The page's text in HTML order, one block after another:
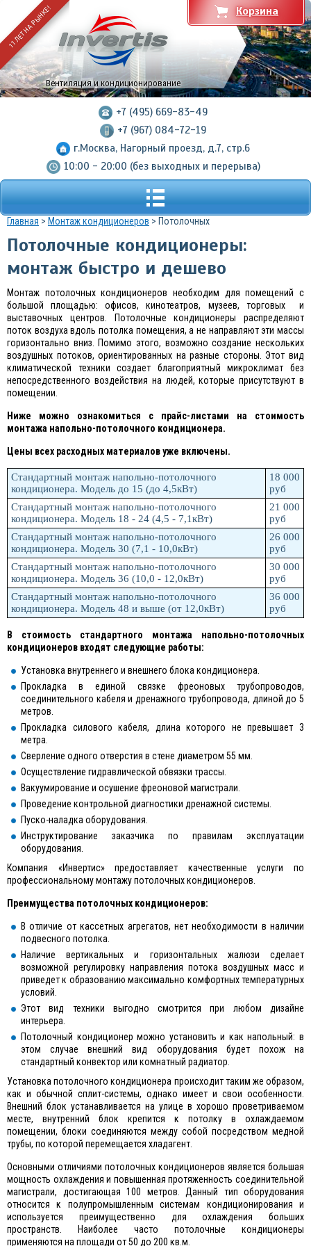
11 ЛЕТ НА РЫНКЕ!
Вентиляция и кондиционирование
+7 (495) 669-83-49
+7 (967) 084-72-19
г.Москва, Нагорный проезд, д.7, стр.6
10:00 - 20:00 (без выходных и перерыва)
Корзина
Главная > Монтаж кондиционеров > Потолочных
Потолочные кондиционеры:
монтаж быстро и дешево
Монтаж потолочных кондиционеров необходим для помещений с
большой площадью: офисов, кинотеатров, музеев, торговых и
выставочных центров. Потолочные кондиционеры распределяют
поток воздуха вдоль потолка помещения, а не направляют эти массы
горизонтально вниз. Помимо этого, возможно создание нескольких
воздушных потоков, ориентированных на разные стороны. Этот вид
климатической техники создает благоприятный микроклимат без
непосредственного воздействия на людей, которые присутствуют в
помещении.
Ниже можно ознакомиться с прайс-листами на стоимость
монтажа напольно-потолочного кондиционера.
Цены всех расходных материалов уже включены.
Стандартный монтаж напольно-потолочного
кондиционера. Модель до 15 (до 4,5кВт)
18 000
руб
Стандартный монтаж напольно-потолочного
кондиционера. Модель 18 - 24 (4,5 - 7,1кВт)
21 000
руб
Стандартный монтаж напольно-потолочного
кондиционера. Модель 30 (7,1 - 10,0кВт)
26 000
руб
Стандартный монтаж напольно-потолочного
кондиционера. Модель 36 (10,0 - 12,0кВт)
30 000
руб
Стандартный монтаж напольно-потолочного
кондиционера. Модель 48 и выше (от 12,0кВт)
36 000
руб
В стоимость стандартного монтажа напольно-потолочных
кондиционеров входят следующие работы:
Установка внутреннего и внешнего блока кондиционера.
Прокладка в единой связке фреоновых трубопроводов,
соединительного кабеля и дренажного трубопровода, длиной до 5
метров.
Прокладка силового кабеля, длина которого не превышает 3
метра.
Сверление одного отверстия в стене диаметром 55 мм.
Осуществление гидравлической обвязки трассы.
Вакуумирование и осушение фреоновой магистрали.
Проведение контрольной диагностики дренажной системы.
Пуско-наладка оборудования.
Инструктирование заказчика по правилам эксплуатации
оборудования.
Компания «Инвертис» предоставляет качественные услуги по
профессиональному монтажу потолочных кондиционеров.
Преимущества потолочных кондиционеров:
В отличие от кассетных агрегатов, нет необходимости в наличии
подвесного потолка.
Наличие вертикальных и горизонтальных жалюзи сделает
возможной регулировку направления потока воздушных масс и
приведет к образованию максимально комфортных температурных
условий.
Этот вид техники выгодно смотрится при любом дизайне
интерьера.
Потолочный кондиционер можно установить и как напольный: в
этом случае внешний вид оборудования будет похож на
стандартный конвектор или комнатный радиатор.
Установка потолочного кондиционера происходит таким же образом,
как и обычной сплит-системы, однако имеет и свои особенности.
Внешний блок устанавливается на улице в хорошо проветриваемом
месте, внутренний блок крепится к потолку в охлаждаемом
помещении, блоки соединяются между собой посредством медной
трубы, по которой перемещается хладагент.
Основными отличиями потолочных кондиционеров является большая
мощность охлаждения и повышенная протяженность соединительной
магистрали, достигающая 100 метров. Данный тип оборудования
относится к полупромышленным системам кондиционирования и
используется преимущественно для охлаждения больших
пространств. Наиболее часто потолочные кондиционеры
применяются на площади от 50 до 200 кв.м.